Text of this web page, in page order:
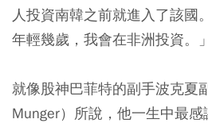
人投資南韓之前就進入了該國
年輕幾歲，我會在非洲投資。」
就像股神巴菲特的副手波克夏
Munger）所說，他一生中最